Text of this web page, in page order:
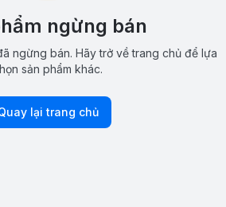
ngừng bán
ngừng bán. Hãy trở về trang chủ để lựa
sản phẩm khác.
lại trang chủ